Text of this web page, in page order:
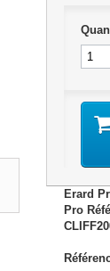
Erard
Pro